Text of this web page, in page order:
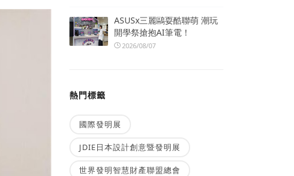
ASUSx三麗鷗耍酷聯萌 潮玩
開學祭搶抱AI筆電！
2026/08/07
熱門標籤
國際發明展
JDIE日本設計創意暨發明展
世界發明智慧財產聯盟總會